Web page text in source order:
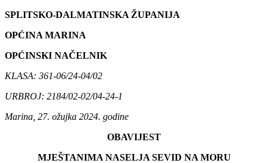
SPLITSKO-DALMATINSKA ŽUPANIJA
OPĆINA MARINA
OPĆINSKI NAČELNIK
KLASA: 361-06/24-04/02
URBROJ: 2184/02-02/04-24-1
Marina, 27. ožujka 2024. godine
OBAVIJEST
MJEŠTANIMA NASELJA SEVID NA MORU